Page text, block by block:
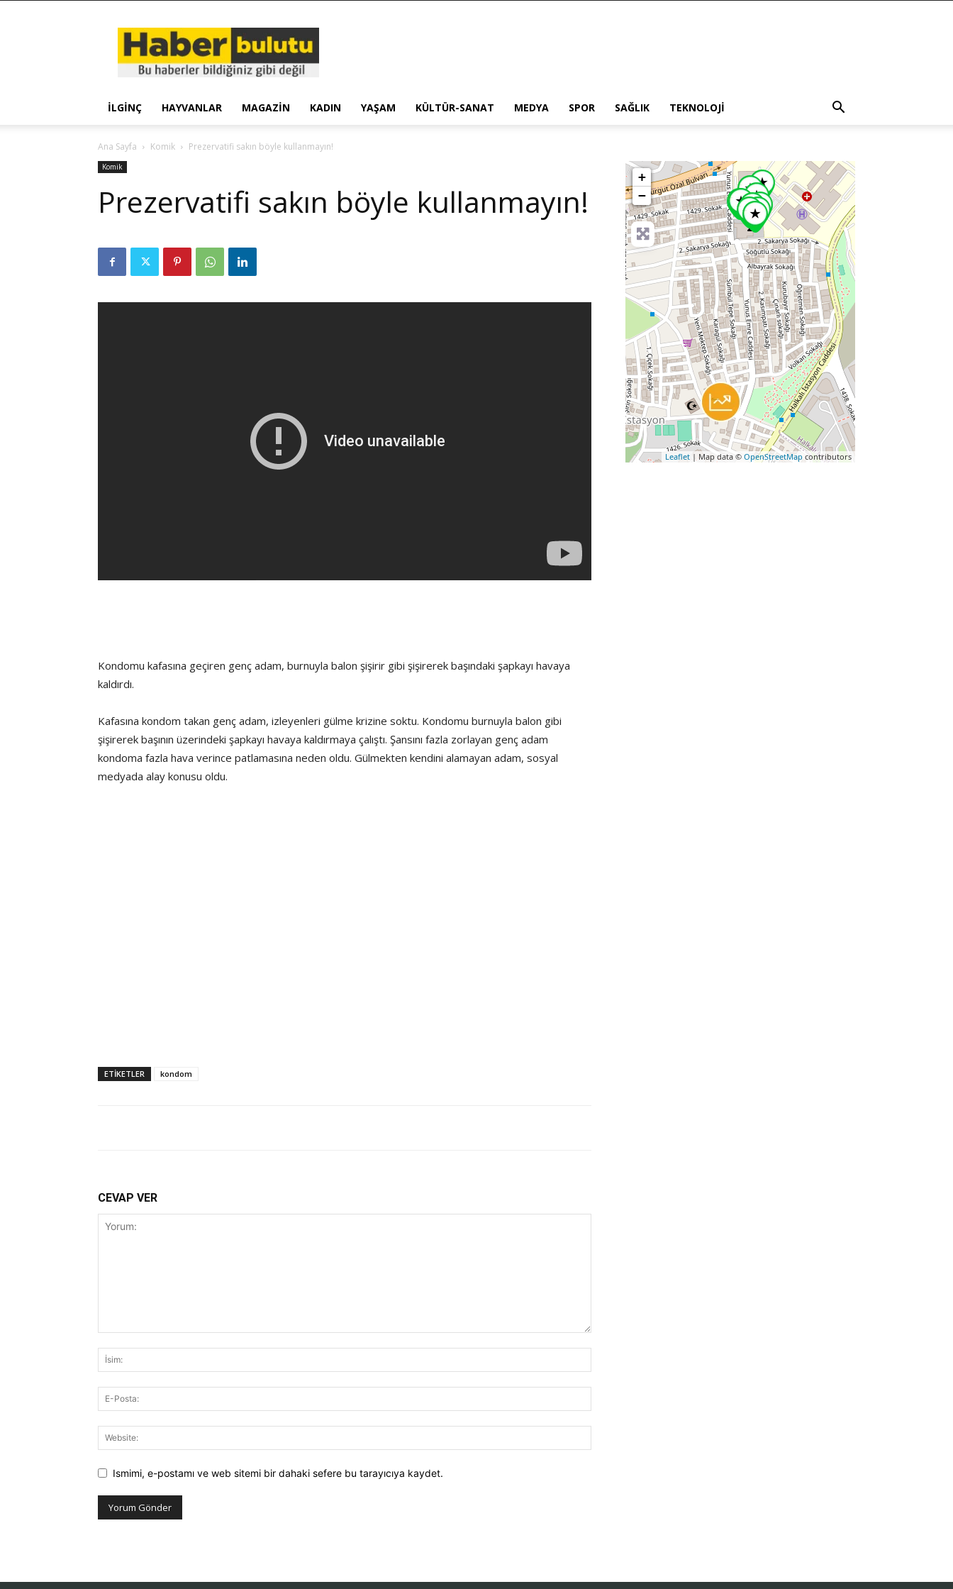
Haber
Bulutu
İLGINÇ HAYVANLAR MAGAZIN KADIN YAŞAM KÜLTÜR-SANAT MEDYA SPOR SAĞLIK TEKNOLOJI
Ana Sayfa Komik Prezervatifi sakın böyle kullanmayın!
Komik
Prezervatifi sakın böyle kullanmayın!
Kondomu kafasına geçiren genç adam, burnuyla balon şişirir gibi şişirerek başındaki şapkayı havaya
kaldırdı.
Kafasına kondom takan genç adam, izleyenleri gülme krizine soktu. Kondomu burnuyla balon gibi
şişirerek başının üzerindeki şapkayı havaya kaldırmaya çalıştı. Şansını fazla zorlayan genç adam
kondoma fazla hava verince patlamasına neden oldu. Gülmekten kendini alamayan adam, sosyal
medyada alay konusu oldu.
ETİKETLER kondom
CEVAP VER
Ismimi, e-postamı ve web sitemi bir dahaki sefere bu tarayıcıya kaydet.
+
−
Leaflet | Map data © OpenStreetMap contributors